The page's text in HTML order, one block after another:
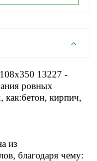
13227 -
ровных
как:бетон, кирпич,
из
благодаря чему: